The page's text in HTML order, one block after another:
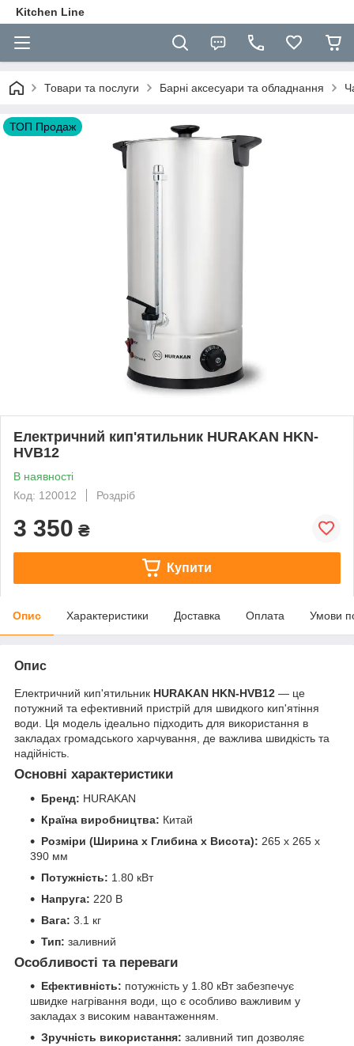
Kitchen Line
Товари та послуги Барні аксесуари та обладнання
ТОП Продаж
Електричний кип'ятильник HURAKAN HKN-
HVB12
В наявності
Код: 120012
Роздріб
3 350 ₴
Купити
Опис Характеристики Доставка Оплата Умови
Опис
Електричний кип'ятильник HURAKAN HKN-HVB12 — це
потужний та ефективний пристрій для швидкого кип'ятіння
води. Ця модель ідеально підходить для використання в
закладах громадського харчування, де важлива швидкість та
надійність.
Основні характеристики
Бренд: HURAKAN
Країна виробництва: Китай
Розміри (Ширина x Глибина x Висота): 265 x 265 x
390 мм
Потужність: 1.80 кВт
Напруга: 220 В
Вага: 3.1 кг
Тип: заливний
Особливості та переваги
Ефективність: потужність у 1.80 кВт забезпечує
швидке нагрівання води, що є особливо важливим у
закладах з високим навантаженням.
Зручність використання: заливний тип дозволяє